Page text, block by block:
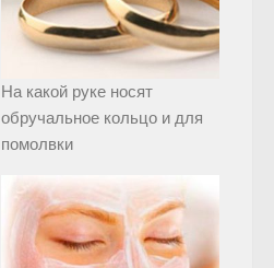
На какой руке носят
обручальное кольцо и для
помолвки